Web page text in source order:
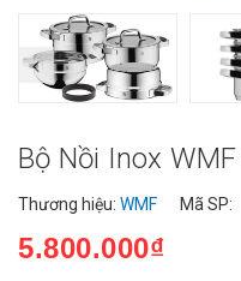
Bộ Nồi Inox
Thương hiệu: WMF Mã SP:
5.800.000₫